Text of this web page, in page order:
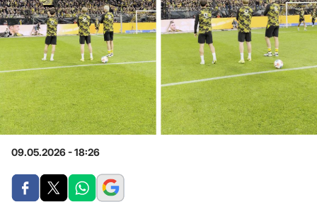
09.05.2026 - 18:26